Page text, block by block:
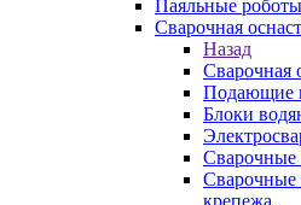
Паяльные роботы
Сварочная
Назад
Сварочная
Подающие
Блоки
Сварочные
Сварочные
крепежа